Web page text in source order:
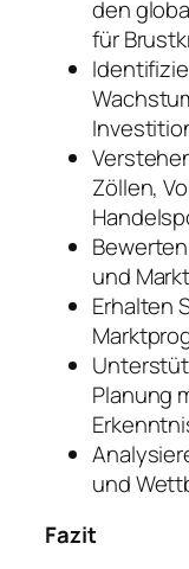
den
für
Zöllen,
und
Erhalten
Planung
und
Fazit